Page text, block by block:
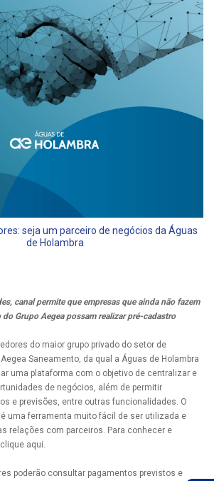
seja um parceiro de negócios da Águas
de Holambra
canal permite que empresas que ainda não fazem
Grupo Aegea possam realizar pré-cadastro
do maior grupo privado do setor de
Saneamento, da qual a Águas de Holambra
uma plataforma com o objetivo de centralizar e
de negócios, além de permitir
e previsões, entre outras funcionalidades. O
é uma ferramenta muito fácil de ser utilizada e
relações com parceiros. Para conhecer e
aqui.
poderão consultar pagamentos previstos e